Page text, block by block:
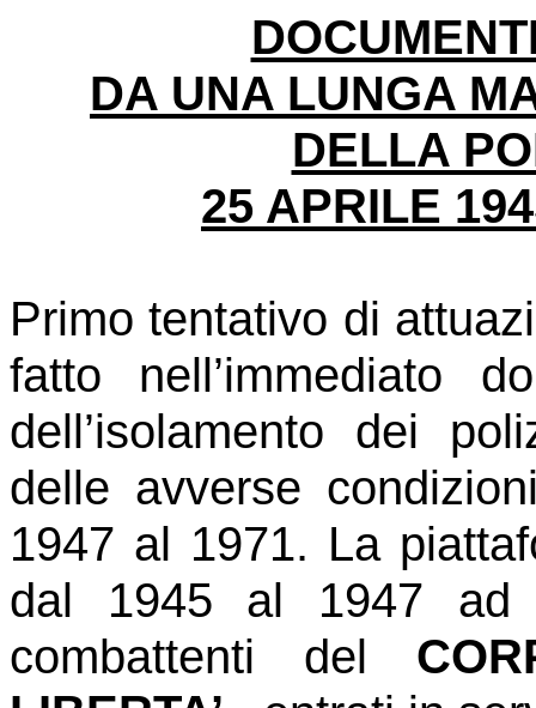
DA UNA LUNGA
DELLA
25 APRILE
Primo tentativo di
fatto nell’immediato
dell’isolamento dei
delle avverse
1947 al 1971. La
dal 1945 al 1947
combattenti del